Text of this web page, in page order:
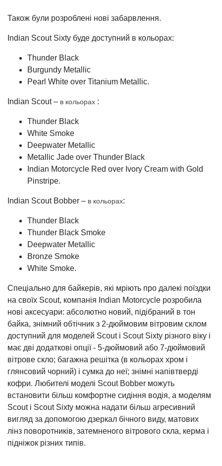
Також були розроблені нові забарвлення.
Indian Scout Sixty буде доступний в кольорах:
Thunder Black
Burgundy Metallic
Pearl White over Titanium Metallic.
Indian Scout – в кольорах :
Thunder Black
White Smoke
Deepwater Metallic
Metallic Jade over Thunder Black
Indian Motorcycle Red over Ivory Cream with Gold
Pinstripe.
Indian Scout Bobber – в кольорах:
Thunder Black
Thunder Black Smoke
Deepwater Metallic
Bronze Smoke
White Smoke.
Спеціально для байкерів, які мріють про далекі поїздки
на своїх Scout, компанія Indian Motorcycle розробила
нові аксесуари: абсолютно новий, підібраний в тон
байка, знімний обтічник з 2-дюймовим вітровим склом
доступний для моделей Scout і Scout Sixty різного віку і
має дві додаткові опції - 5-дюймовий або 7-дюймовий
вітрове скло; багажна решітка (в кольорах хром і
глянсовий чорний) і сумка до неї; знімні напівтверді
кофри. Любителі моделі Scout Bobber можуть
встановити більш комфортне сидіння водія, а моделям
Scout і Scout Sixty можна надати більш агресивний
вигляд за допомогою дзеркал бічного виду, матових
лінз поворотників, затемненого вітрового скла, керма і
підніжок різних типів.